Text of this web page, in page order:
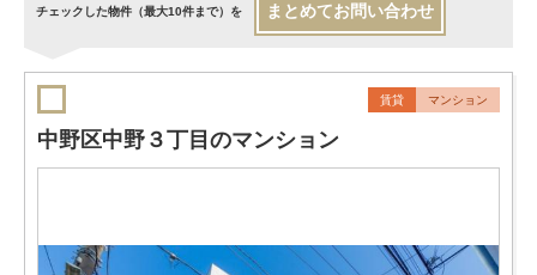
チェックした物件（最大10件まで）を まとめてお問い合わせ
賃貸 マンション
中野区中野３丁目のマンション